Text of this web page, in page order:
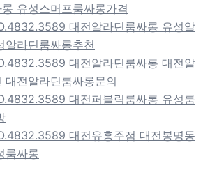
유성스머프룸싸롱가격
대전알라딘룸싸롱 유성알
알라딘룸싸롱추천
대전알라딘룸싸롱 대전알
대전알라딘룸싸롱문의
대전퍼블릭룸싸롱 유성룸
대전유흥주점 대전봉명동
룸싸롱